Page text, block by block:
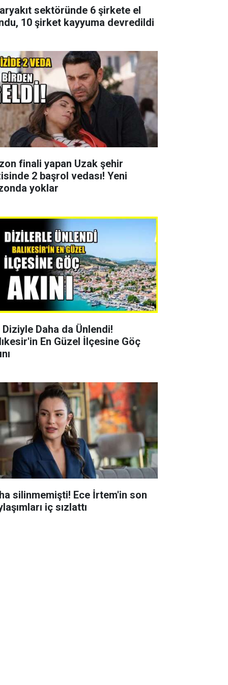
sektöründe 6 şirkete el
10 şirket kayyuma devredildi
finali yapan Uzak şehir
2 başrol vedası! Yeni
yoklar
Daha da Ünlendi!
En Güzel İlçesine Göç
silinmemişti! Ece İrtem'in son
iç sızlattı